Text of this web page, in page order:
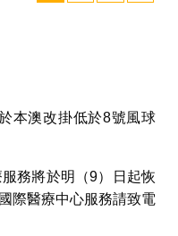
本澳改掛低於8號風球
務將於明（9）日起恢
際醫療中心服務請致電